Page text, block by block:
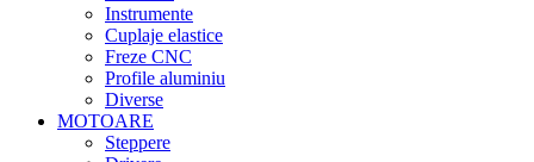
Instrumente
Cuplaje elastice
Freze CNC
Profile aluminiu
Diverse
MOTOARE
Steppere